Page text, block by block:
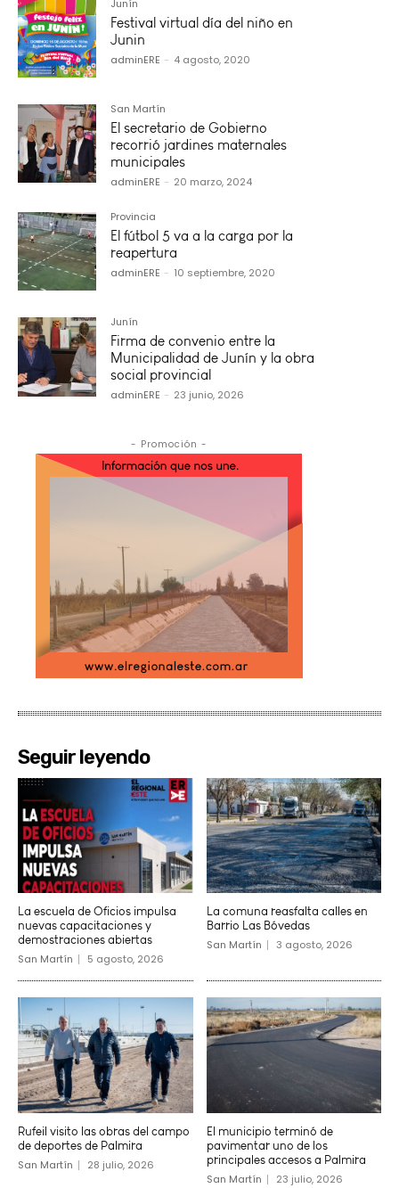
Junín
Festival virtual día del niño en
Junin
adminERE - 4 agosto, 2020
San Martín
El secretario de Gobierno
recorrió jardines maternales
municipales
adminERE - 20 marzo, 2024
Provincia
El fútbol 5 va a la carga por la
reapertura
adminERE - 10 septiembre, 2020
Junín
Firma de convenio entre la
Municipalidad de Junín y la obra
social provincial
adminERE - 23 junio, 2026
- Promoción -
Seguir leyendo
La escuela de Oficios impulsa
nuevas capacitaciones y
demostraciones abiertas
San Martín 5 agosto, 2026
La comuna reasfalta calles en
Barrio Las Bóvedas
San Martín 3 agosto, 2026
Rufeil visito las obras del campo
de deportes de Palmira
San Martín 28 julio, 2026
El municipio terminó de
pavimentar uno de los
principales accesos a Palmira
San Martín 23 julio, 2026